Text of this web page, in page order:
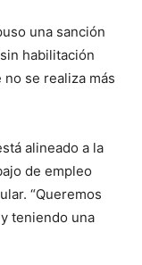
una sanción
habilitación
se realiza más
alineado a la
de empleo
“Queremos
teniendo una